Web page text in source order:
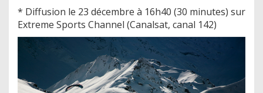
* Diffusion le 23 décembre à 16h40 (30 minutes) sur
Extreme Sports Channel (Canalsat, canal 142)